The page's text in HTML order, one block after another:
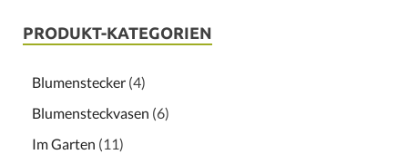
PRODUKT-KATEGORIEN
Blumenstecker (4)
Blumensteckvasen (6)
Im Garten (11)